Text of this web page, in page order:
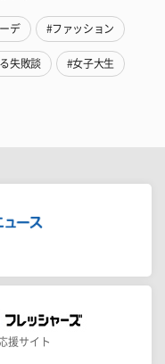
デ #ファッション
失敗談 #女子大生
援サイト